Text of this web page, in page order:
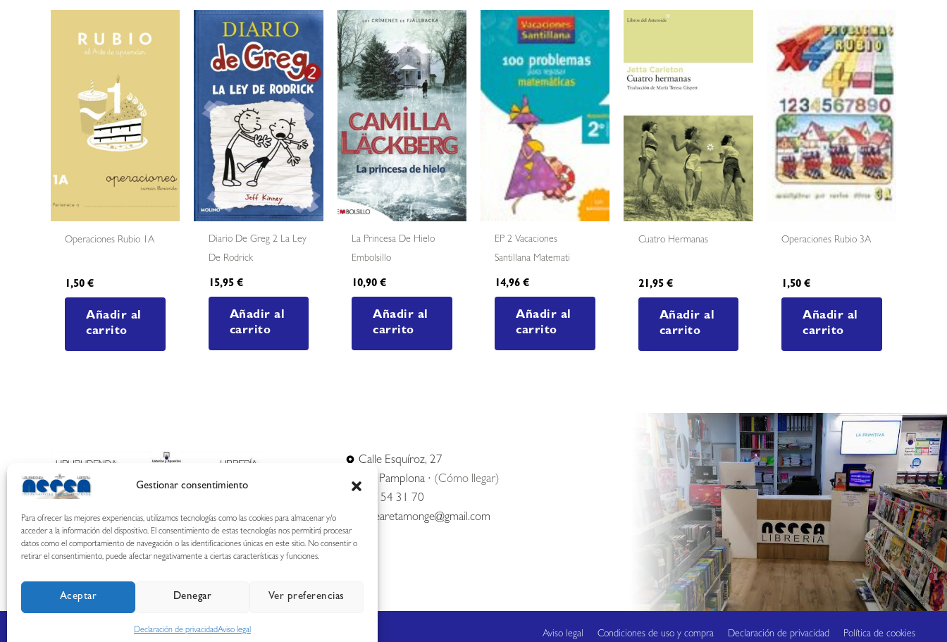
Gestionar consentimiento
Para ofrecer las mejores experiencias, utilizamos tecnologías como las cookies para almacenar y/o
acceder a la información del dispositivo. El consentimiento de estas tecnologías nos permitirá procesar
datos como el comportamiento de navegación o las identificaciones únicas en este sitio. No consentir o
retirar el consentimiento, puede afectar negativamente a ciertas características y funciones.
Aceptar Denegar Ver preferencias
Declaración de privacidadAviso legal
Operaciones Rubio 1A
1,50€
Añadir al
carrito
Diario De Greg 2 La Ley
De Rodrick
15,95 €
Añadir al
carrito
La Princesa De Hielo
Embolsillo
10,90€
Añadir al
carrito
EP 2 Vacaciones
Santillana Matemati
14,96€
Añadir al
carrito
Cuatro Hermanas
21,95 €
Añadir al
carrito
Operaciones Rubio 3A
1,50€
Añadir al
carrito
Calle Esquíroz, 27
31007 Pamplona · (Cómo llegar)
687 54 31 70
nerearetamonge@gmail.com
Copyright © 2026 Librería Nerea Aviso legal Condiciones de uso y compra Declaración de privacidad Política de cookies